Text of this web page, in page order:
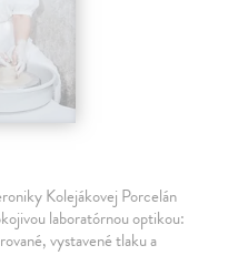
Kolejákovej Porcelán
laboratórnou optikou:
vystavené tlaku a